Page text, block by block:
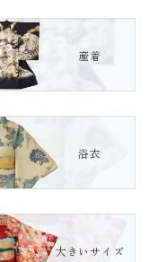
産着
浴衣
大きいサイズ